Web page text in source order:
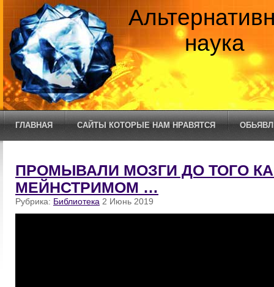
наука
ГЛАВНАЯ САЙТЫ КОТОРЫЕ НАМ НРАВЯТСЯ
ПРОМЫВАЛИ МОЗГИ ДО ТОГО
МЕЙНСТРИМОМ …
Рубрика: Библиотека 2 Июнь 2019